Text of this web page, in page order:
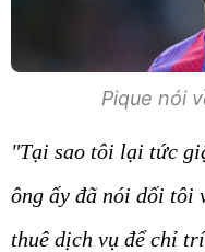
Pique nói
"Tại sao tôi lại tức
ông ấy đã nói dối tôi
thuê dịch vụ để chỉ